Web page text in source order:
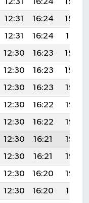
12:31 16:24
19:43
12:31 16:24
19:42
12:31 16:24
19:41
12:30 16:23
19:40
12:30 16:23
19:39
12:30 16:23
19:38
12:30 16:22
19:37
12:30 16:22
19:36
12:30 16:21
19:35
12:30 16:21
19:33
12:30 16:20
19:32
12:30 16:20
19:31